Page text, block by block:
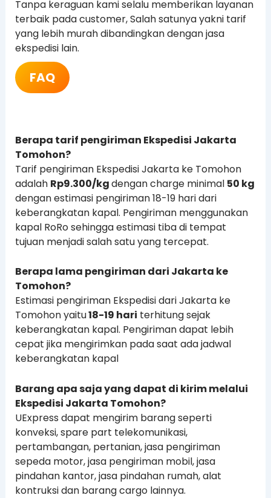
Tanpa keraguan kami selalu memberikan layanan
terbaik pada customer, Salah satunya yakni tarif
yang lebih murah dibandingkan dengan jasa
ekspedisi lain.
FAQ
Berapa tarif pengiriman Ekspedisi Jakarta
Tomohon?
Tarif pengiriman Ekspedisi Jakarta ke Tomohon
adalah Rp9.300/kgdengan charge minimal 50 kg
dengan estimasi pengiriman 18-19 hari dari
keberangkatan kapal. Pengiriman menggunakan
kapal RoRo sehingga estimasi tiba di tempat
tujuan menjadi salah satu yang tercepat.
Berapa lama pengiriman dari Jakarta ke
Tomohon?
Estimasi pengiriman Ekspedisi dari Jakarta ke
Tomohon yaitu18-19 hari terhitung sejak
keberangkatan kapal. Pengiriman dapat lebih
cepat jika mengirimkan pada saat ada jadwal
keberangkatan kapal
Barang apa saja yang dapat di kirim melalui
Ekspedisi Jakarta Tomohon?
UExpress dapat mengirim barang seperti
konveksi, spare part telekomunikasi,
pertambangan, pertanian, jasa pengiriman
sepeda motor, jasa pengiriman mobil, jasa
pindahan kantor, jasa pindahan rumah, alat
kontruksi dan barang cargo lainnya.